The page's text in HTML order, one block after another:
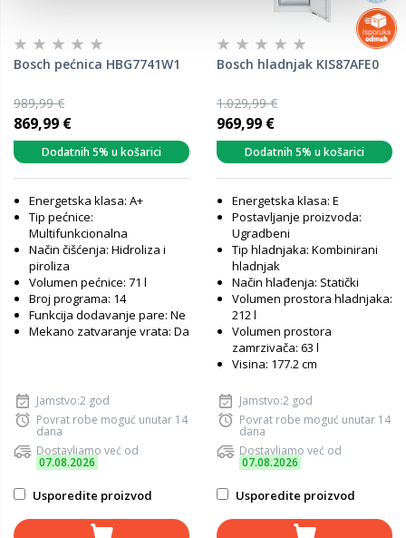
Bosch pećnica HBG7741W1
989,99 €
869,99 €
Dodatnih 5% u košarici
Energetska klasa: A+
Tip pećnice:
Multifunkcionalna
Način čišćenja: Hidroliza i
piroliza
Volumen pećnice: 71 l
Broj programa: 14
Funkcija dodavanje pare: Ne
Mekano zatvaranje vrata: Da
Jamstvo:2 god
Povrat robe moguć unutar 14
dana
Dostavljamo već od
07.08.2026
Usporedite proizvod
Bosch hladnjak KIS87AFE0
1.029,99 €
969,99 €
Dodatnih 5% u košarici
Energetska klasa: E
Postavljanje proizvoda:
Ugradbeni
Tip hladnjaka: Kombinirani
hladnjak
Način hlađenja: Statički
Volumen prostora hladnjaka:
212 l
Volumen prostora
zamrzivača: 63 l
Visina: 177.2 cm
Jamstvo:2 god
Povrat robe moguć unutar 14
dana
Dostavljamo već od
07.08.2026
Usporedite proizvod